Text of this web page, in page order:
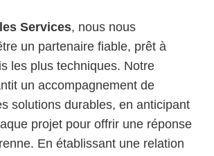
Services, nous nous
un partenaire fiable, prêt à
les plus techniques. Notre
un accompagnement de
solutions durables, en anticipant
projet pour offrir une réponse
En établissant une relation